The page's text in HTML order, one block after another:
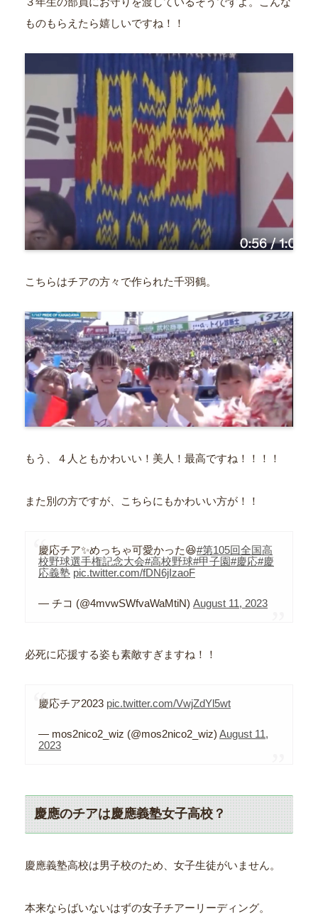
ものもらえたら嬉しいですね！！
こちらはチアの方々で作られた千羽鶴。
もう、４人ともかわいい！美人！最高ですね！！！！
また別の方ですが、こちらにもかわいい方が！！
慶応チア✨めっちゃ可愛かった😆#第105回全国高
校野球選手権記念大会#高校野球#甲子園#慶応#慶
応義塾 pic.twitter.com/fDN6jIzaoF
— チコ (@4mvwSWfvaWaMtiN) August 11, 2023
必死に応援する姿も素敵すぎますね！！
慶応チア2023 pic.twitter.com/VwjZdYl5wt
— mos2nico2_wiz (@mos2nico2_wiz) August 11,
2023
慶應のチアは慶應義塾女子高校？
慶應義塾高校は男子校のため、女子生徒がいません。
本来ならばいないはずの女子チアーリーディング。